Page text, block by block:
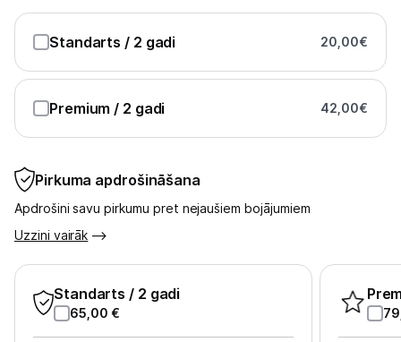
Mazās plītis
Ledus un saldējuma mašīnas
Klimata iekārtas
Apģērbu kopšana
Skaistumkopšana
Ražotāju atjaunota tehnika
Pirkuma apdrošināšana
Apdrošini savu pirkumu pret nejaušiem bojājumiem
Uzzini vairāk
Standarts / 2 gadi
65,00 €
Standarts / 2 gadi 20,00€
Premium / 2 gadi 42,00€